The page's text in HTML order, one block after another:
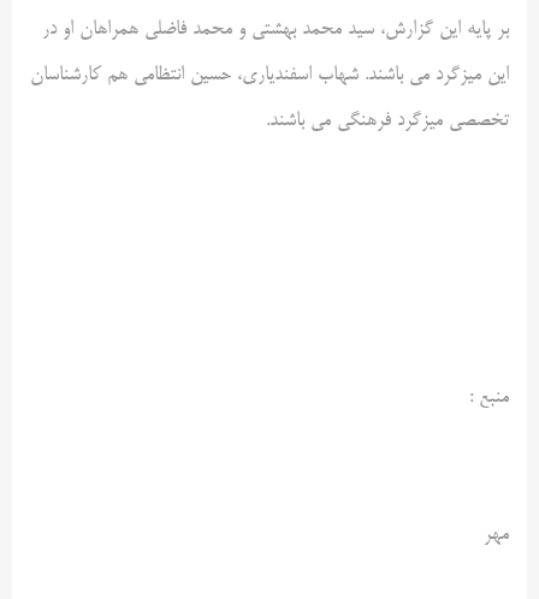
بر پایه این گزارش، سید محمد بهشتی و محمد فاضلی همراهان او در
این میزگرد می باشند. شهاب اسفندیاری، حسین انتظامی هم کارشناسان
تخصصی میزگرد فرهنگی می باشند.
منبع :
مهر